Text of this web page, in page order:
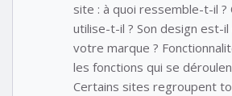
site : à quoi ressemble-t-il ?
utilise-t-il ? Son design est-
votre marque ?
les fonctions qui se
Certains sites regroupent